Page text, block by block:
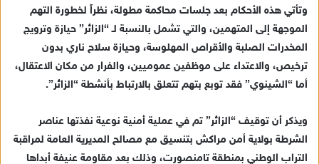
وتأتي هذه الأحكام بعد جلسات محاكمة مطولة، نظراً لخطورة التهم
الموجهة إلى المتهمين، والتي تشمل بالنسبة لـ “الزائر” حيازة وترويج
المخدرات الصلبة والأقراص المهلوسة، وحيازة سلاح ناري بدون
ترخيص، والاعتداء على موظفين عموميين، والفرار من مكان الاعتقال،
أما “الشينوي” فقد توبع بتهم تتعلق بالارتباط بأنشطة “الزائر”.
ويذكر أن توقيف “الزائر” تم في عملية أمنية نوعية نفذتها عناصر
الشرطة بولاية أمن مراكش بتنسيق مع مصالح المديرية العامة لمراقبة
التراب الوطني بمنطقة تامنصورت، وذلك بعد مقاومة عنيفة أبداها